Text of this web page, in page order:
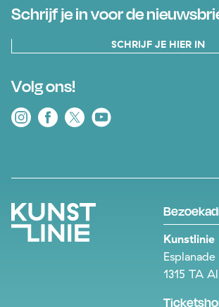
Schrijf je in voor de
SCHRIJF JE HIER IN
Volg ons!
Kunstlinie
Esplanade
1315 TA